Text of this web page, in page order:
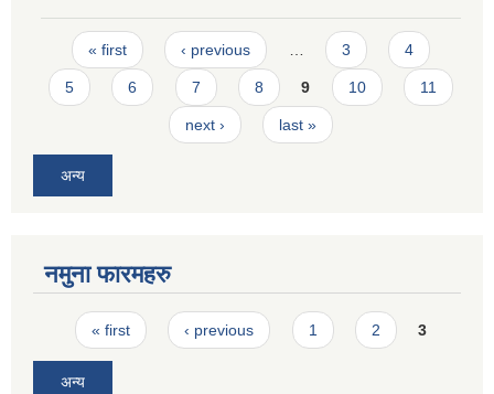
Pages
« first ‹ previous 3 4
5 6 7 8 9 10 11
next › last »
अन्य
नमुना फारमहरु
Pages
« first ‹ previous 1 2 3
अन्य